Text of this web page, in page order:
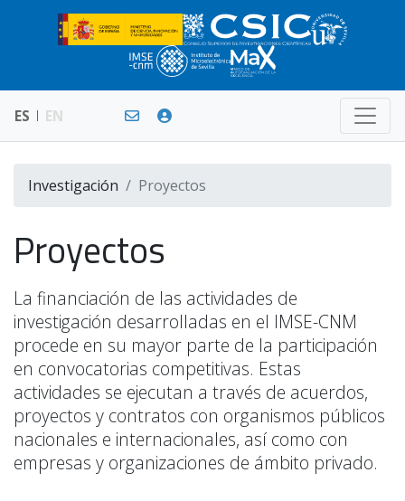
ES EN
Investigación Proyectos
Proyectos
La financiación de las actividades de
investigación desarrolladas en el IMSE-CNM
procede en su mayor parte de la participación
en convocatorias competitivas. Estas
actividades se ejecutan a través de acuerdos,
proyectos y contratos con organismos públicos
nacionales e internacionales, así como con
empresas y organizaciones de ámbito privado.